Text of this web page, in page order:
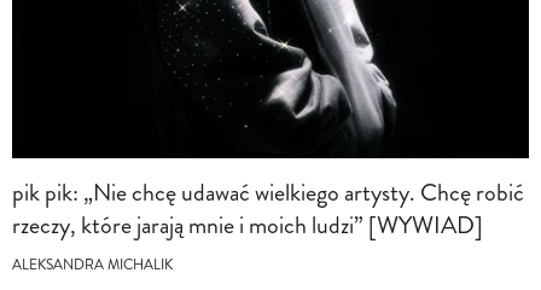
pik pik: „Nie chcę udawać wielkiego artysty. Chcę robić
rzeczy, które jarają mnie i moich ludzi” [WYWIAD]
ALEKSANDRA MICHALIK